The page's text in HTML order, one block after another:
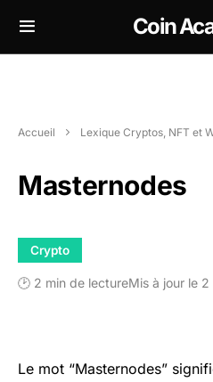
Coin
Accueil Lexique Cryptos, NFT et
Masternodes
Crypto
🕑 2 min de lectureMis à jour le
Le mot “Masternodes”